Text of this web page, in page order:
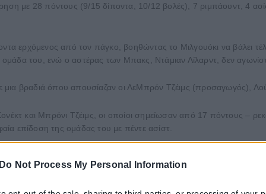
Do Not Process My Personal Information
με 28 πόντους (9/15 δίποντα, 10/12 βολές), 7 ριμπάουντ, 4
ερχόμενος από τον πάγκο, βοηθώντας το Μιλγουόκι να βάλει
ομάδα του, ενώ ο αστέρας των Μπακς, Ντάμιαν Λίλαρντ, δεν
μια βραδιά όπου απουσίαζαν οι ΛεΜπρόν Τζέιμς (προσαγωγός),
και Μπρόνι Τζέιμς, οι οποίοι σημείωσαν από 17 πόντους –
επίδοση της ομάδας του με πέντε ασίστ.
σε κανένα σημείο του αγώνα και φτάνοντας τη διαφορά έως
το σκορ στο 30-14 μετά από ένα λέι-απ του Κούζμα.